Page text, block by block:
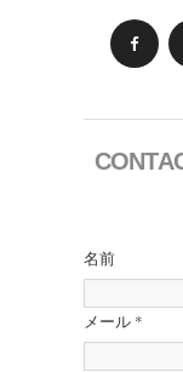
名前
メール *